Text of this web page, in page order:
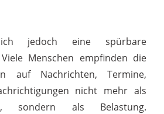
jedoch eine spürbare
Viele Menschen empfinden die
auf Nachrichten, Termine,
nicht mehr als
sondern als Belastung.